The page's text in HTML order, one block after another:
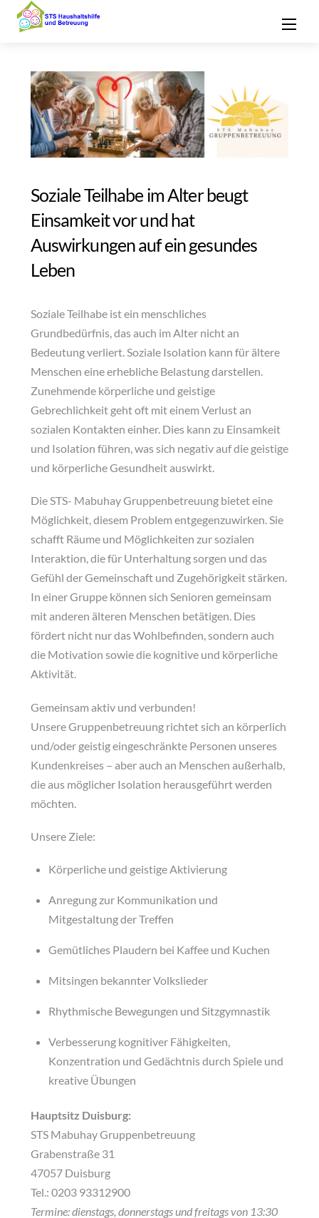
Skip
Soziale Teilhabe im Alter beugt
Einsamkeit vor und hat
Auswirkungen auf ein gesundes
Leben
Soziale Teilhabe ist ein menschliches
Grundbedürfnis, das auch im Alter nicht an
Bedeutung verliert. Soziale Isolation kann für ältere
Menschen eine erhebliche Belastung darstellen.
Zunehmende körperliche und geistige
Gebrechlichkeit geht oft mit einem Verlust an
sozialen Kontakten einher. Dies kann zu Einsamkeit
und Isolation führen, was sich negativ auf die geistige
und körperliche Gesundheit auswirkt.
Die STS- Mabuhay Gruppenbetreuung bietet eine
Möglichkeit, diesem Problem entgegenzuwirken. Sie
schafft Räume und Möglichkeiten zur sozialen
Interaktion, die für Unterhaltung sorgen und das
Gefühl der Gemeinschaft und Zugehörigkeit stärken.
In einer Gruppe können sich Senioren gemeinsam
mit anderen älteren Menschen betätigen. Dies
fördert nicht nur das Wohlbefinden, sondern auch
die Motivation sowie die kognitive und körperliche
Aktivität.
Gemeinsam aktiv und verbunden!
Unsere Gruppenbetreuung richtet sich an körperlich
und/oder geistig eingeschränkte Personen unseres
Kundenkreises – aber auch an Menschen außerhalb,
die aus möglicher Isolation herausgeführt werden
möchten.
Unsere Ziele:
Körperliche und geistige Aktivierung
Anregung zur Kommunikation und
Mitgestaltung der Treffen
Gemütliches Plaudern bei Kaffee und Kuchen
Mitsingen bekannter Volkslieder
Rhythmische Bewegungen und Sitzgymnastik
Verbesserung kognitiver Fähigkeiten,
Konzentration und Gedächtnis durch Spiele und
kreative Übungen
Hauptsitz Duisburg:
STS Mabuhay Gruppenbetreuung
Grabenstraße 31
47057 Duisburg
Tel.: 0203 93312900
Termine: dienstags, donnerstags und freitags von 13:30